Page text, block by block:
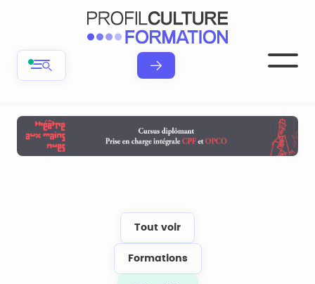
Tout voir
Formations